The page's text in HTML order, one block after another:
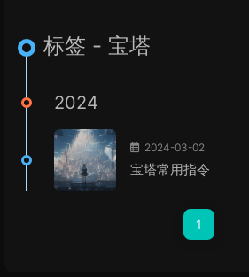
标签 - 宝塔
2024
2024-03-02
宝塔常用指令
1